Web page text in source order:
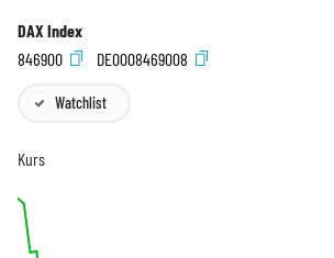
DAX Index
846900
DE0008469008
Watchlist
Kurs